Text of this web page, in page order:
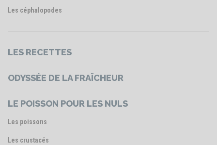
Les céphalopodes
LES RECETTES
ODYSSÉE DE LA FRAÎCHEUR
LE POISSON POUR LES NULS
Les poissons
Les crustacés